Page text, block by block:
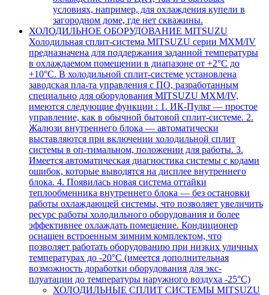
условиях, например, для охлаждения купели в
загородном доме, где нет скважины.
ХОЛОДИЛЬНОЕ ОБОРУДОВАНИЕ MITSUZU
Холодильная сплит-система MITSUZU серии MXM/IV
предназначена для поддержания заданной температуры
в охлаждаемом помещении в диапазоне от +2°С до
+10°С. В холодильной сплит-системе установлена
заводская пла-та управления с ПО, разработанным
специально для оборудования MITSUZU MXM/IV,
имеются следующие функции : 1. ИК-Пульт — простое
управление, как в обычной бытовой сплит-системе. 2.
Жалюзи внутреннего блока — автоматически
выставляются при включении холодильной сплит
системы в оп-тимальном, положении для работы. 3.
Имеется автоматическая диагностика системы с кодами
ошибок, которые выводятся на дисплее внутреннего
блока. 4. Появилась новая система оттайки
теплообменника внутреннего блока — без остановки
работы охлаждающей системы, что позволяет увеличить
ресурс работы холодильного оборудования и более
эффективнее охлаждать помещение. Кондиционер
оснащен встроенным зимним комплектом, что
позволяет работать оборудованию при низких уличных
температурах до -20°С (имеется дополнительная
возможность доработки оборудования для экс-
плуатации до температуры наружного воздуха -25°С)
ХОЛОДИЛЬНЫЕ СПЛИТ СИСТЕМЫ MITSUZU